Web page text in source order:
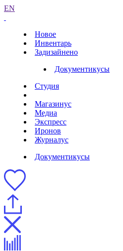
EN
Новое
Инвентарь
Задизайнено
Документикусы
Студия
Магазинус
Медиа
Экспресс
Иронов
Журналус
Документикусы